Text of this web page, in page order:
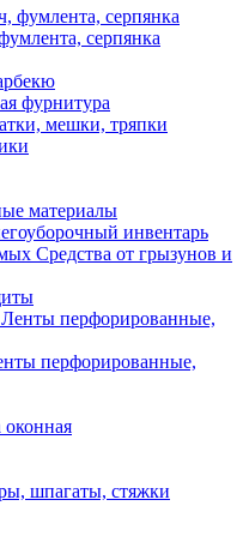
серпянка
фурнитура
мешки, тряпки
материалы
инвентарь
Средства от грызунов и
перфорированные,
шпагаты, стяжки